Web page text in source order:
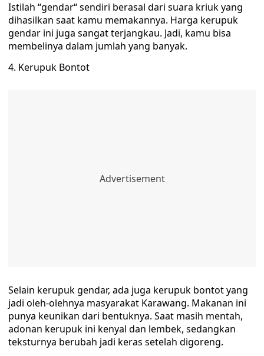
Istilah “gendar“ sendiri berasal dari suara kriuk yang
dihasilkan saat kamu memakannya. Harga kerupuk
gendar ini juga sangat terjangkau. Jadi, kamu bisa
membelinya dalam jumlah yang banyak.
4. Kerupuk Bontot
Selain kerupuk gendar, ada juga kerupuk bontot yang
jadi oleh-olehnya masyarakat Karawang. Makanan ini
punya keunikan dari bentuknya. Saat masih mentah,
adonan kerupuk ini kenyal dan lembek, sedangkan
teksturnya berubah jadi keras setelah digoreng.